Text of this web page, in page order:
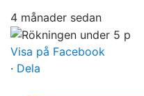
4 månader sedan
Visa på Facebook
· Dela